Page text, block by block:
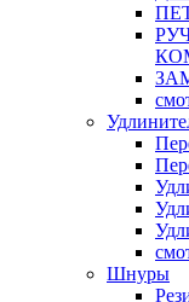
Шнуры